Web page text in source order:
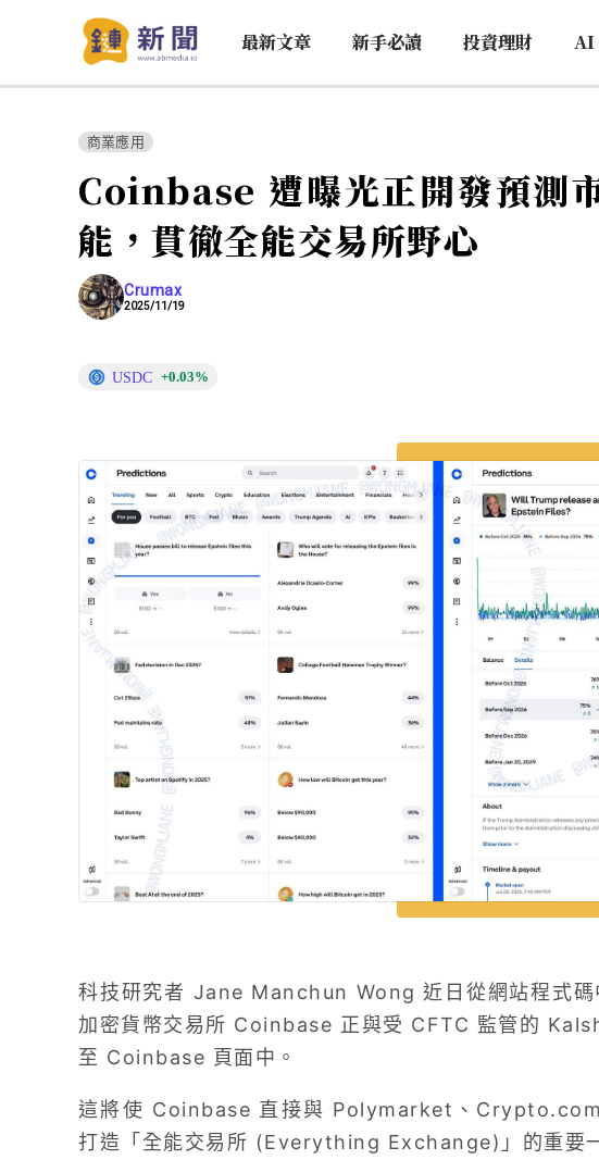
最新文章 新手必讀 投資理財 AI
商業應用
Coinbase 遭曝光正開發預測
能，貫徹全能交易所野心
Crumax
2025/11/19
USDC +0.03%
科技研究者 Jane Manchun Wong 近日從網站程式碼
加密貨幣交易所 Coinbase 正與受 CFTC 監管的
至 Coinbase 頁面中。
這將使 Coinbase 直接與 Polymarket、Crypto.com
打造「全能交易所 (Everything Exchange)」的重要